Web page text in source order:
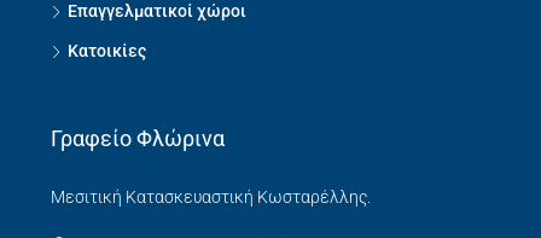
Επαγγελματικοί χώροι
Κατοικίες
Γραφείο Φλώρινα
Μεσιτική Κατασκευαστική Κωσταρέλλης.